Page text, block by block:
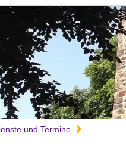
und Termine